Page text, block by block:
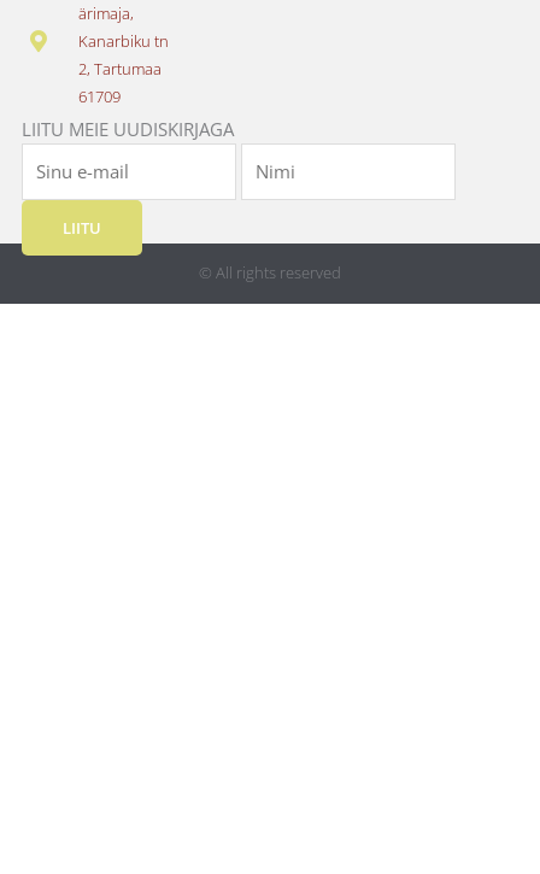
ärimaja,
Kanarbiku tn
2, Tartumaa
61709
LIITU MEIE UUDISKIRJAGA
LIITU
© All rights reserved